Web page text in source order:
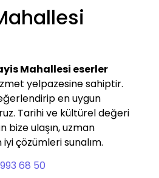
Mahallesi eserler
yelpazesine sahiptir.
en uygun
Tarihi ve kültürel değeri
bize ulaşın, uzman
çözümleri sunalım.
68 50